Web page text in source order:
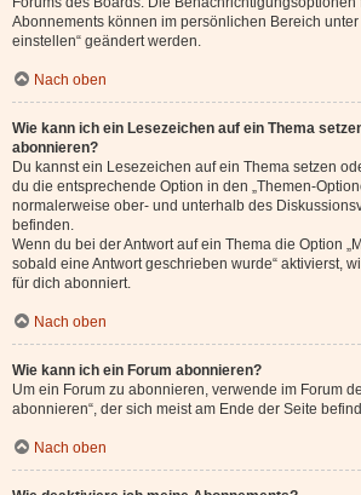
Abonnements können im persönlichen Bereich
einstellen“ geändert werden.
Nach oben
Wie kann ich ein Lesezeichen auf ein Thema
abonnieren?
Du kannst ein Lesezeichen auf ein Thema setzen
du die entsprechende Option in den „Themen-
normalerweise ober- und unterhalb des
befinden.
Wenn du bei der Antwort auf ein Thema die Option
sobald eine Antwort geschrieben wurde“ aktivierst,
für dich abonniert.
Nach oben
Wie kann ich ein Forum abonnieren?
Um ein Forum zu abonnieren, verwende im Forum
abonnieren“, der sich meist am Ende der Seite
Nach oben